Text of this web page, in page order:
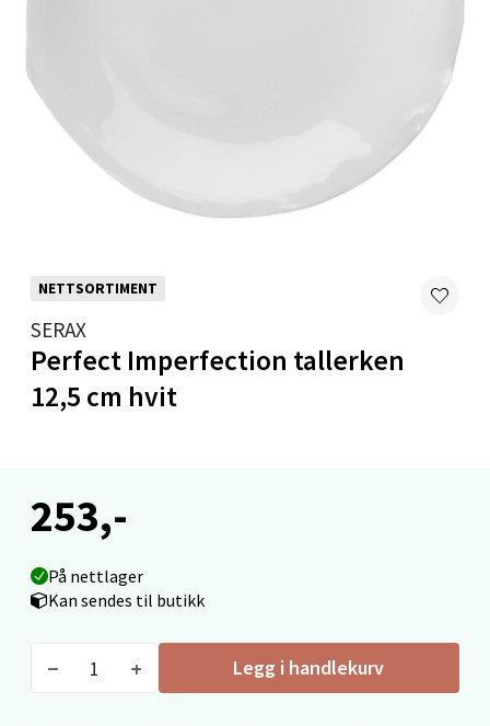
NETTSORTIMENT
SERAX
Perfect Imperfection tallerken
12,5 cm hvit
253,-
På nettlager
Kan sendes til butikk
Legg i handlekurv
Bryne/Jæren - M44
Jupiterveien 2, 4340 Bryne
Madlakrossen nr 9, 4042 Stavanger
Åpent i dag 10-19
0 i butikk
Velg